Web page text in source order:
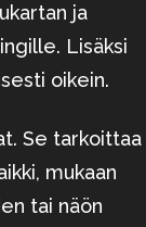
ja
Lisäksi
oikein.
Se tarkoittaa
mukaan
tai näön